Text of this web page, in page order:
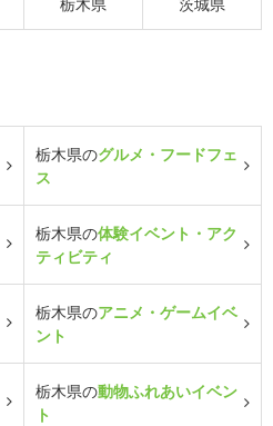
栃木県のグルメ・フードフェ
ス
栃木県の体験イベント・アク
ティビティ
栃木県のアニメ・ゲームイベ
ント
栃木県の動物ふれあいイベン
ト